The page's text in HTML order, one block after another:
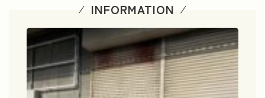
INFORMATION